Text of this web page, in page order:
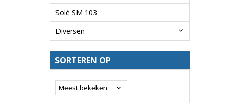
Solé SM 103
Diversen
SORTEREN OP